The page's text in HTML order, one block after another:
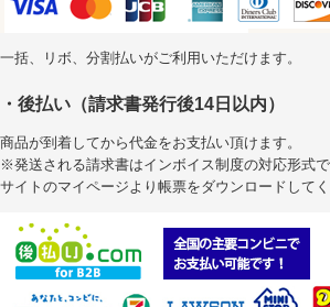
一括、リボ、分割払いがご利用いただけます。
・後払い（請求書発行後14日以内）
商品が到着してから代金をお支払い頂けます。
※発送される請求書はインボイス制度の対応形式
サイトのマイページより帳票をダウンロードしてく